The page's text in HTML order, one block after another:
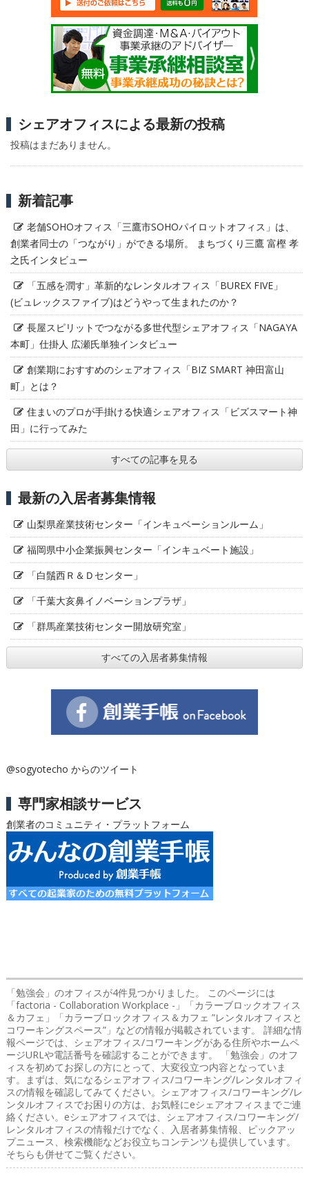
シェアオフィスによる最新の投稿
投稿はまだありません。
新着記事
老舗SOHOオフィス「三鷹市SOHOパイロットオフィス」は、
創業者同士の「つながり」ができる場所。 まちづくり三鷹 富樫 孝
之氏インタビュー
「五感を潤す」革新的なレンタルオフィス「BUREX FIVE」
(ビュレックスファイブ)はどうやって生まれたのか？
長屋スピリットでつながる多世代型シェアオフィス「NAGAYA
本町」仕掛人 広瀬氏単独インタビュー
創業期におすすめのシェアオフィス「BIZ SMART 神田富山
町」とは？
住まいのプロが手掛ける快適シェアオフィス「ビズスマート神
田」に行ってみた
すべての記事を見る
最新の入居者募集情報
山梨県産業技術センター「インキュベーションルーム」
福岡県中小企業振興センター「インキュベート施設」
「白鬚西Ｒ＆Ｄセンター」
「千葉大亥鼻イノベーションプラザ」
「群馬産業技術センター開放研究室」
すべての入居者募集情報
@sogyotecho からのツイート
専門家相談サービス
創業者のコミュニティ・プラットフォーム
「勉強会」のオフィスが4件見つかりました。 このページには
「factoria - Collaboration Workplace -」「カラーブロックオフィス
＆カフェ」「カラーブロックオフィス＆カフェ ”レンタルオフィスと
コワーキングスペース”」などの情報が掲載されています。 詳細な情
報ページでは、シェアオフィス/コワーキングがある住所やホームペ
ージURLや電話番号を確認することができます。 「勉強会」のオフ
ィスを初めてお探しの方にとって、大変役立つ内容となっていま
す。まずは、気になるシェアオフィス/コワーキング/レンタルオフィ
スの情報を確認してみてください。シェアオフィス/コワーキング/レ
ンタルオフィスでお困りの方は、お気軽にeシェアオフィスまでご連
絡ください。eシェアオフィスでは、シェアオフィス/コワーキング/
レンタルオフィスの情報だけでなく、入居者募集情報、ピックアッ
プニュース、検索機能などお役立ちコンテンツも提供しています。
そちらも併せてご覧ください。